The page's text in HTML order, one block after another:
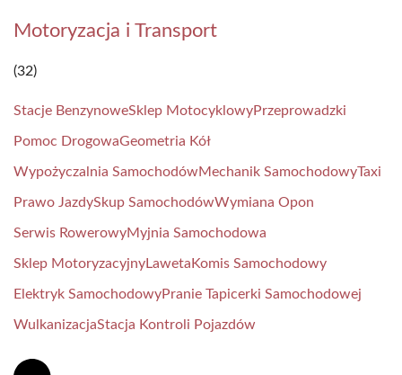
Motoryzacja i Transport
(32)
Stacje BenzynoweSklep MotocyklowyPrzeprowadzki
Pomoc DrogowaGeometria Kół
Wypożyczalnia SamochodówMechanik SamochodowyTaxi
Prawo JazdySkup SamochodówWymiana Opon
Serwis RowerowyMyjnia Samochodowa
Sklep MotoryzacyjnyLaweta Komis Samochodowy
Elektryk SamochodowyPranie Tapicerki Samochodowej
WulkanizacjaStacja Kontroli Pojazdów